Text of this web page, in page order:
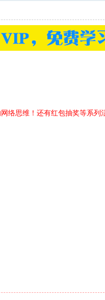
络思维！还有红包抽奖等系列